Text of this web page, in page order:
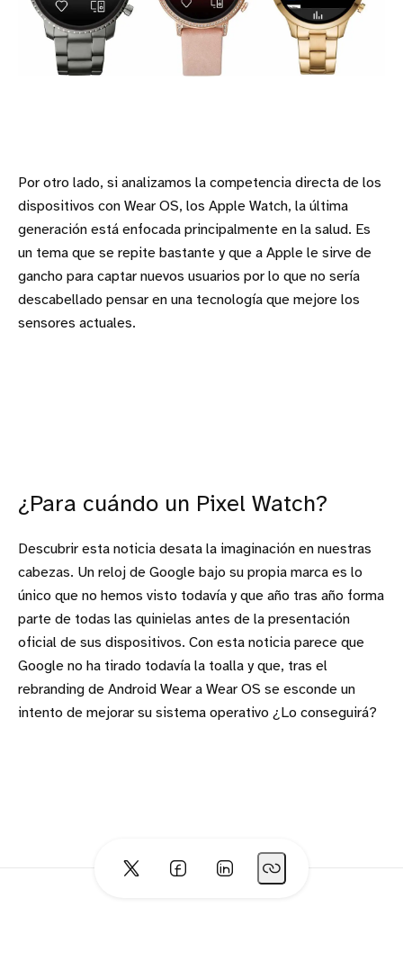
Por otro lado, si analizamos la competencia directa de los
dispositivos con Wear OS, los Apple Watch, la última
generación está enfocada principalmente en la salud. Es
un tema que se repite bastante y que a Apple le sirve de
gancho para captar nuevos usuarios por lo que no sería
descabellado pensar en una tecnología que mejore los
sensores actuales.
¿Para cuándo un Pixel Watch?
Descubrir esta noticia desata la imaginación en nuestras
cabezas. Un reloj de Google bajo su propia marca es lo
único que no hemos visto todavía y que año tras año forma
parte de todas las quinielas antes de la presentación
oficial de sus dispositivos. Con esta noticia parece que
Google no ha tirado todavía la toalla y que, tras el
rebranding de Android Wear a Wear OS se esconde un
intento de mejorar su sistema operativo ¿Lo conseguirá?